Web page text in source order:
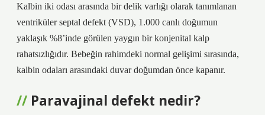
Kalbin iki odası arasında bir delik varlığı olarak tanımlanan
ventriküler septal defekt (VSD), 1.000 canlı doğumun
yaklaşık %8’inde görülen yaygın bir konjenital kalp
rahatsızlığıdır. Bebeğin rahimdeki normal gelişimi sırasında,
kalbin odaları arasındaki duvar doğumdan önce kapanır.
Paravajinal defekt nedir?